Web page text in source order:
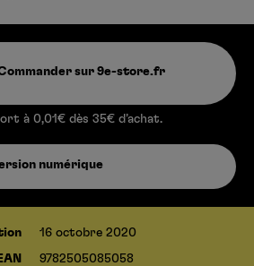
sur 9e-store.fr
à 0,01€ dès 35€ d’achat.
numérique
16 octobre 2020
9782505085058